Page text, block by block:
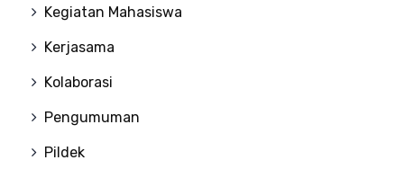
Kegiatan Mahasiswa
Kerjasama
Kolaborasi
Pengumuman
Pildek